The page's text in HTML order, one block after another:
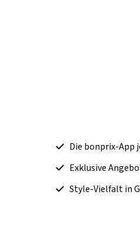
Die bonprix-App
Exklusive
Style-Vielfalt in